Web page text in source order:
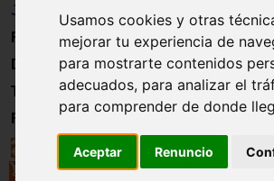
Usamos cookies y otras
mejorar tu experiencia de
para mostrarte contenidos
adecuados, para analizar el
para comprender de donde
Aceptar Renuncio
Juguetes
Formación
Directorio
Trabajo
Registro